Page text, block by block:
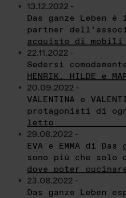
13.12.2022 -
Das ganze Leben
partner
acquisto di mobili
22.11.2022 -
Sedersi
HENRIK, HILDE e
20.09.2022 -
VALENTINA e
protagonisti di
letto
29.08.2022 -
EVA e EMMA di Das
sono più che solo
dove poter
23.08.2022 -
Das ganze Leben